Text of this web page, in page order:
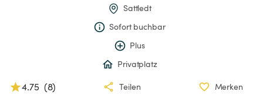
Sattledt
Sofort buchbar
Plus
Privatplatz
4.75 (8) Teilen Merken